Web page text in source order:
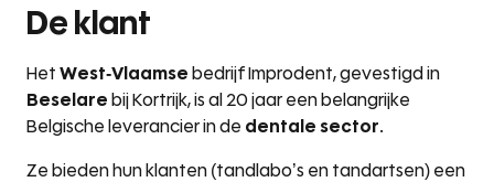
De klant
Het West-Vlaamse bedrijf Improdent, gevestigd in
Beselare bij Kortrijk, is al 20 jaar een belangrijke
Belgische leverancier in de dentale sector.
Ze bieden hun klanten (tandlabo’s en tandartsen) een